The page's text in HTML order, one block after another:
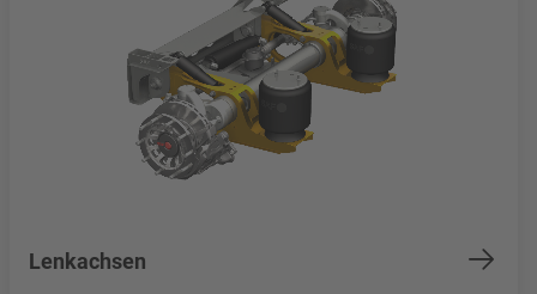
Lenkachsen